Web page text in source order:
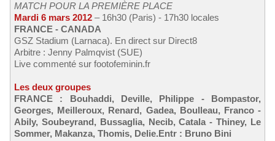
MATCH POUR LA PREMIÈRE PLACE
Mardi 6 mars 2012 – 16h30 (Paris) - 17h30 locales
FRANCE - CANADA
GSZ Stadium (Larnaca). En direct sur Direct8
Arbitre : Jenny Palmqvist (SUE)
Live commenté sur footofeminin.fr
Les deux groupes
FRANCE : Bouhaddi, Deville, Philippe - Bompastor,
Georges, Meilleroux, Renard, Gadea, Boulleau, Franco -
Abily, Soubeyrand, Bussaglia, Necib, Catala - Thiney, Le
Sommer, Makanza, Thomis, Delie.Entr : Bruno Bini